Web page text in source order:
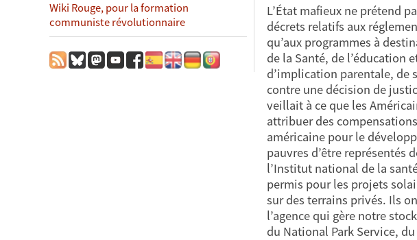
Wiki Rouge, pour la formation
communiste révolutionnaire
L’État mafieux ne prétend
décrets relatifs aux
qu’aux programmes à
de la Santé, de l’éducation
d’implication parentale, de
contre une décision de
veillait à ce que les
attribuer des
américaine pour le
pauvres d’être
l’Institut national de la
permis pour les projets
sur des terrains privés. Ils
l’agence qui gère notre
du National Park Service,